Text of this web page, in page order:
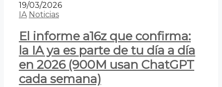
19/03/2026
IA Noticias
El informe a16z que confirma:
la IA ya es parte de tu día a día
en 2026 (900M usan ChatGPT
cada semana)